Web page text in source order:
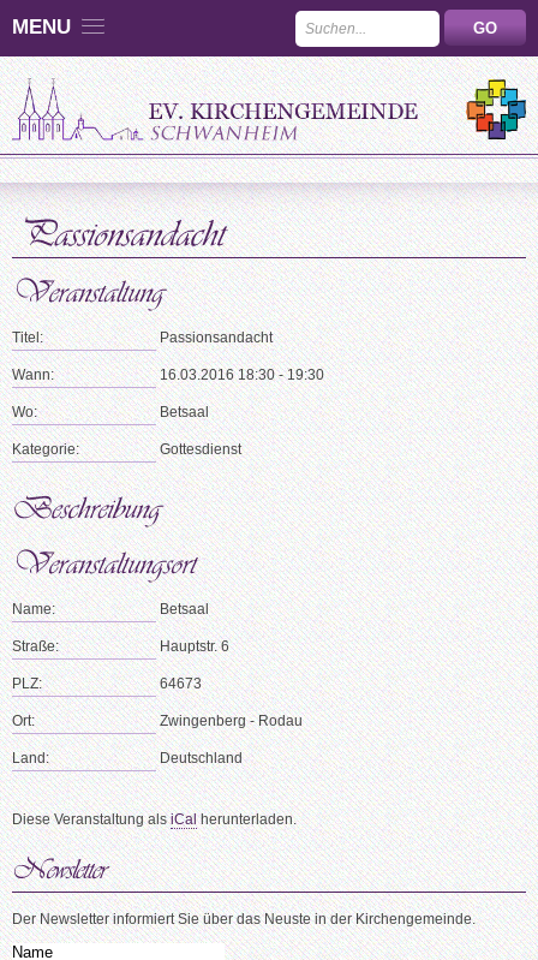
MENU
Titel: Passionsandacht
Wann: 16.03.2016 18:30 - 19:30
Wo: Betsaal
Kategorie: Gottesdienst
Name: Betsaal
Straße: Hauptstr. 6
PLZ: 64673
Ort: Zwingenberg - Rodau
Land: Deutschland
Diese Veranstaltung alsiCalherunterladen.
Der Newsletter informiert Sie über das Neuste in der Kirchengemeinde.